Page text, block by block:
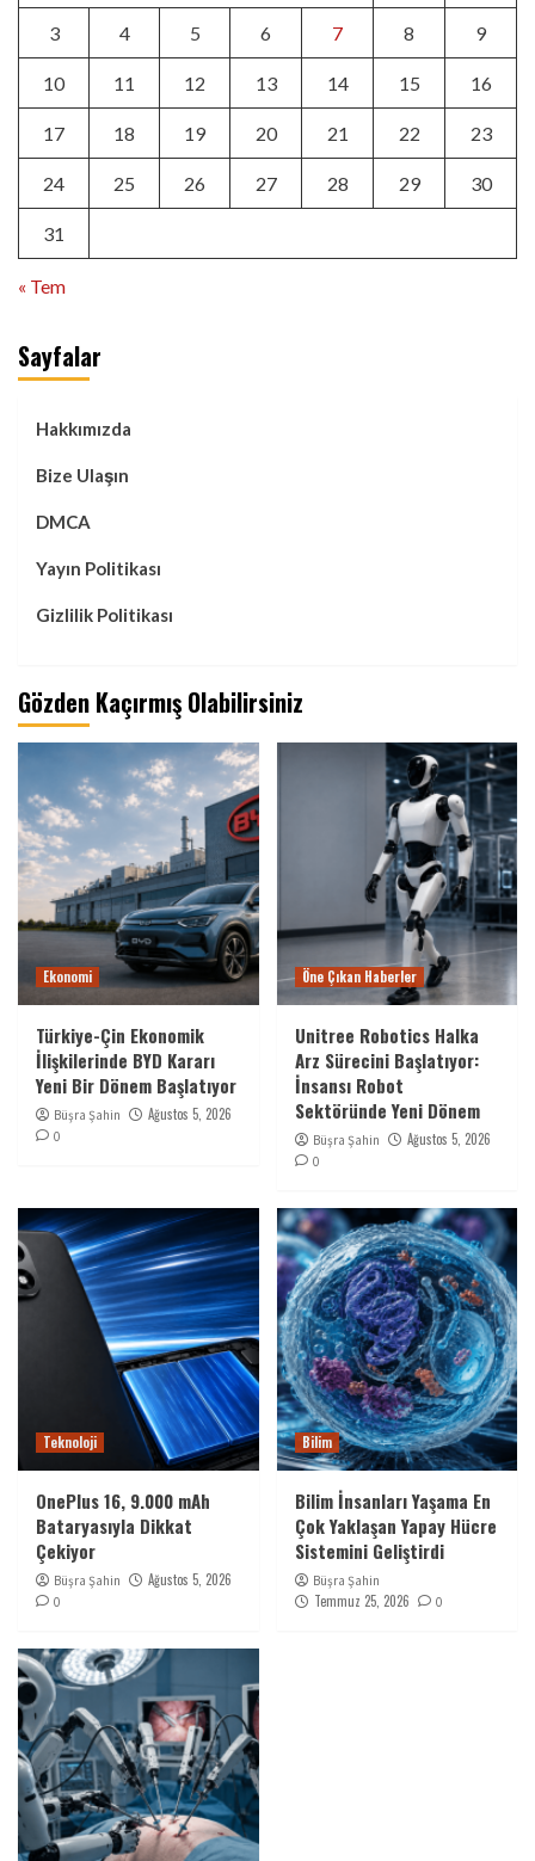
3 4 5 6 7 8 9
10 11 12 13 14 15 16
17 18 19 20 21 22 23
24 25 26 27 28 29 30
31
« Tem
Sayfalar
Hakkımızda
Bize Ulaşın
DMCA
Yayın Politikası
Gizlilik Politikası
Gözden Kaçırmış Olabilirsiniz
Ekonomi
Türkiye-Çin Ekonomik
İlişkilerinde BYD Kararı
Yeni Bir Dönem Başlatıyor
Büşra Şahin Ağustos 5, 2026
0
Öne Çıkan Haberler
Unitree Robotics Halka
Arz Sürecini Başlatıyor:
İnsansı Robot
Sektöründe Yeni Dönem
Büşra Şahin Ağustos 5, 2026
0
Teknoloji
OnePlus 16, 9.000 mAh
Bataryasıyla Dikkat
Çekiyor
Büşra Şahin Ağustos 5, 2026
0
Bilim
Bilim İnsanları Yaşama En
Çok Yaklaşan Yapay Hücre
Sistemini Geliştirdi
Büşra Şahin
Temmuz 25, 2026 0